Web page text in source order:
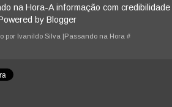
na Hora-A informação com credibilidade
by Blogger
por Ivanildo Silva |Passando na Hora #